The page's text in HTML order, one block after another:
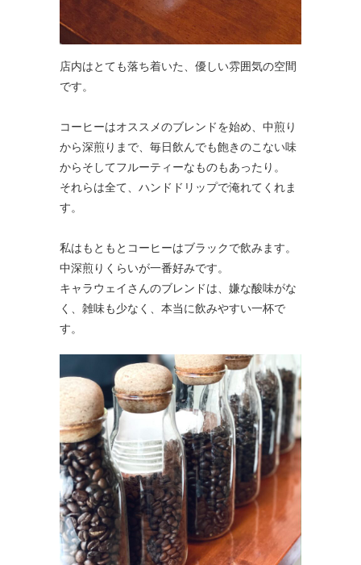
店内はとても落ち着いた、優しい雰囲気の空間
です。
コーヒーはオススメのブレンドを始め、中煎り
から深煎りまで、毎日飲んでも飽きのこない味
からそしてフルーティーなものもあったり。
それらは全て、ハンドドリップで淹れてくれま
す。
私はもともとコーヒーはブラックで飲みます。
中深煎りくらいが一番好みです。
キャラウェイさんのブレンドは、嫌な酸味がな
く、雑味も少なく、本当に飲みやすい一杯で
す。